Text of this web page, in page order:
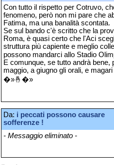
Con tutto il rispetto per Cotruvo,
fenomeno, però non mi pare che
Fatima, ma una banalità scontata.
Se sul bando c'è scritto che la
Roma, è quasi certo che l'Aci
struttura più capiente e meglio
possono mandarci allo Stadio
E comunque, se tutto andrà
maggio, a giugno gli orali, e
�»🤞�»
Da: i peccati possono causare
sofferenze !
- Messaggio eliminato -